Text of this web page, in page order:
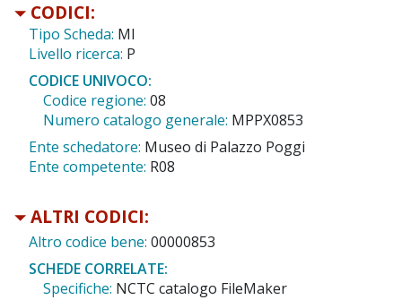
CODICI:
Tipo Scheda: MI
Livello ricerca: P
CODICE UNIVOCO:
Codice regione: 08
Numero catalogo generale: MPPX0853
Ente schedatore: Museo di Palazzo Poggi
Ente competente: R08
ALTRI CODICI:
Altro codice bene: 00000853
SCHEDE CORRELATE:
Specifiche: NCTC catalogo FileMaker